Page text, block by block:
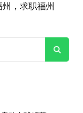
，求职福州